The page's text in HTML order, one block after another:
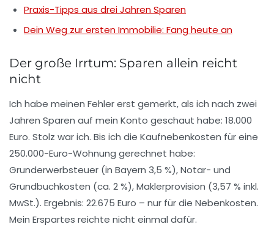
Praxis-Tipps aus drei Jahren Sparen
Dein Weg zur ersten Immobilie: Fang heute an
Der große Irrtum: Sparen allein reicht
nicht
Ich habe meinen Fehler erst gemerkt, als ich nach zwei
Jahren Sparen auf mein Konto geschaut habe: 18.000
Euro. Stolz war ich. Bis ich die Kaufnebenkosten für eine
250.000-Euro-Wohnung gerechnet habe:
Grunderwerbsteuer (in Bayern 3,5 %), Notar- und
Grundbuchkosten (ca. 2 %), Maklerprovision (3,57 % inkl.
MwSt.). Ergebnis: 22.675 Euro – nur für die Nebenkosten.
Mein Erspartes reichte nicht einmal dafür.